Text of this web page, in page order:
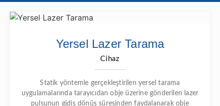
Yersel Lazer Tarama
Cihaz
Statik yöntemle gerçekleştirilen yersel tarama
uygulamalarında tarayıcıdan obje üzerine gönderilen lazer
pulsunun gidiş dönüş süresinden faydalanarak obje